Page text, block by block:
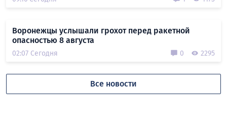
Воронежцы услышали грохот перед ракетной
опасностью 8 августа
02:07 Сегодня 0 2295
Все новости